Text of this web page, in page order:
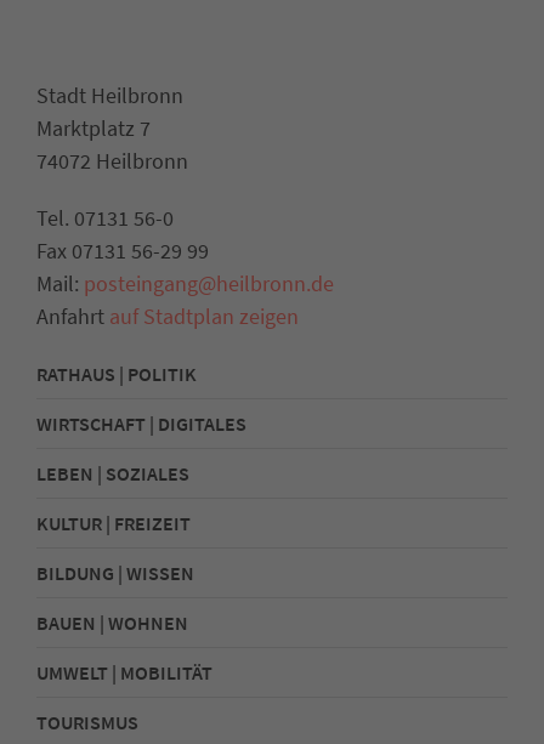
Stadt Heilbronn
Marktplatz 7
74072 Heilbronn
Tel. 07131 56-0
Fax 07131 56-29 99
Mail: posteingang@heilbronn.de
Anfahrt auf Stadtplan zeigen
RATHAUS | POLITIK
WIRTSCHAFT | DIGITALES
LEBEN | SOZIALES
KULTUR | FREIZEIT
BILDUNG | WISSEN
BAUEN | WOHNEN
UMWELT | MOBILITÄT
TOURISMUS